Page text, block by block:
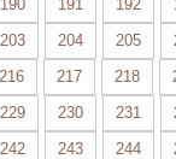
190 191 192
203 204 205
216 217 218
229 230 231
242 243 244